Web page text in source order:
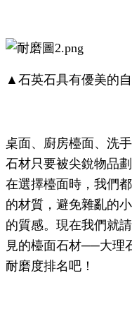
▲石英石具有優美的
桌面、廚房檯面、洗
石材只要被尖銳物品
在選擇檯面時，我們
的材質，避免雜亂的
的質感。現在我們就
見的檯面石材──大理
耐磨度排名吧！